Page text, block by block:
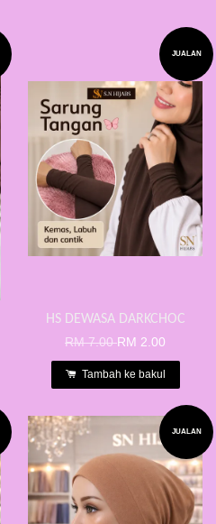
JUALAN
HS DEWASA DARKCHOC
RM 7.00RM 2.00
Tambah ke bakul
JUALAN